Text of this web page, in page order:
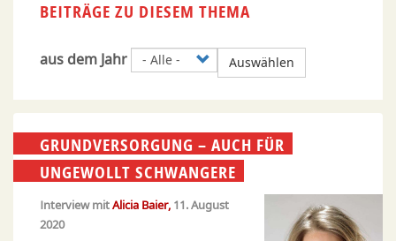
BEITRÄGE ZU DIESEM THEMA
aus dem Jahr Auswählen
GRUNDVERSORGUNG – AUCH FÜR
UNGEWOLLT SCHWANGERE
Interview mitAlicia Baier 11. August
2020